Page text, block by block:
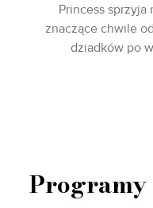
Princess
znaczące chwile
dziadków po
Programy